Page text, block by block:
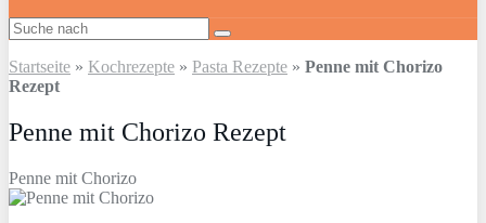
Startseite » Kochrezepte » Pasta Rezepte » Penne mit Chorizo
Rezept
Penne mit Chorizo Rezept
Penne mit Chorizo